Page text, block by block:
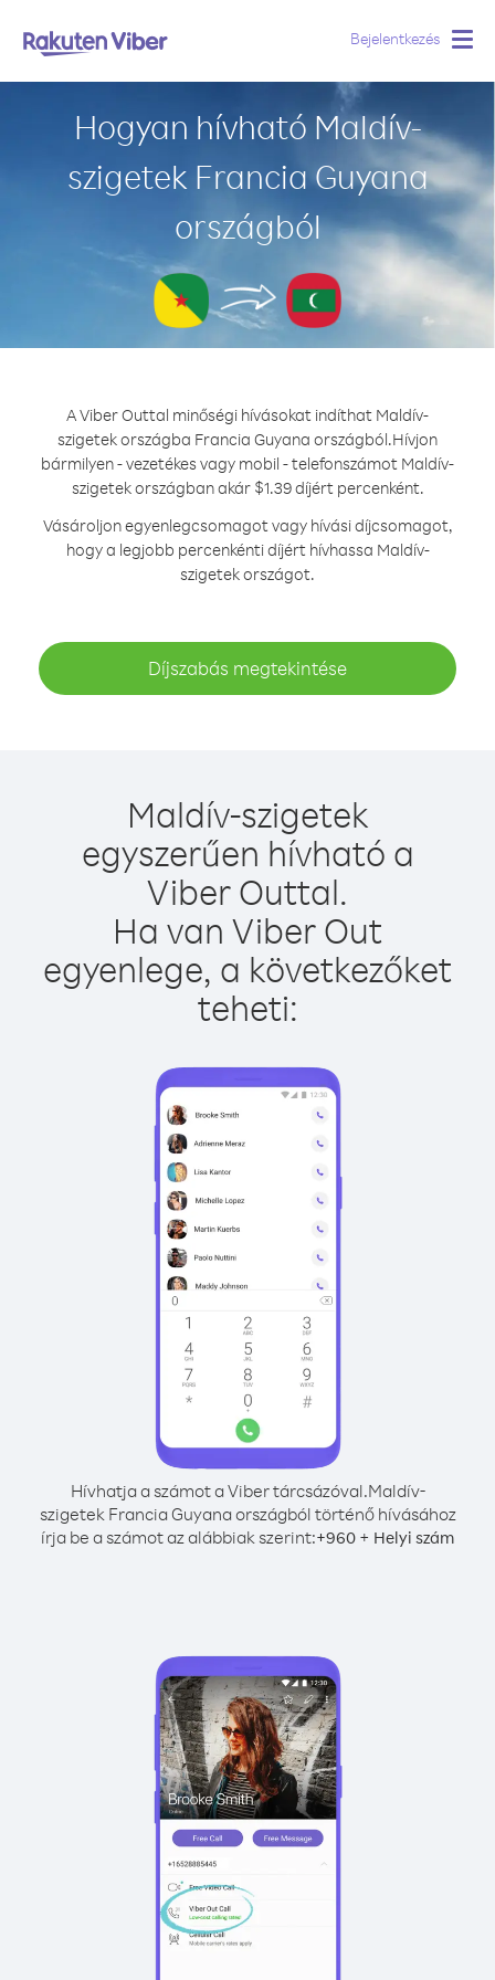
Bejelentkezés
Hogyan hívható Maldív-
szigetek Francia Guyana
országból
A Viber Outtal minőségi hívásokat indíthat Maldív-
szigetek országba Francia Guyana országból.Hívjon
bármilyen - vezetékes vagy mobil - telefonszámot Maldív-
szigetek országban akár $1.39 díjért percenként.
Vásároljon egyenlegcsomagot vagy hívási díjcsomagot,
hogy a legjobb percenkénti díjért hívhassa Maldív-
szigetek országot.
Díjszabás megtekintése
Maldív-szigetek
egyszerűen hívható a
Viber Outtal.
Ha van Viber Out
egyenlege, a következőket
teheti:
Hívhatja a számot a Viber tárcsázóval.Maldív-
szigetek Francia Guyana országból történő hívásához
írja be a számot az alábbiak szerint:+960 + Helyi szám